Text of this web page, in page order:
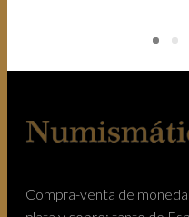
Compra-venta de